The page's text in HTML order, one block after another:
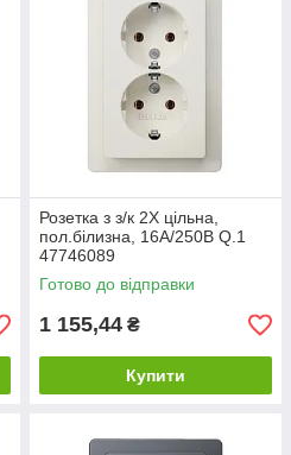
Розетка з з/к 2X цільна,
пол.білизна, 16А/250В Q.1
47746089
Готово до відправки
1 155,44 ₴
Купити